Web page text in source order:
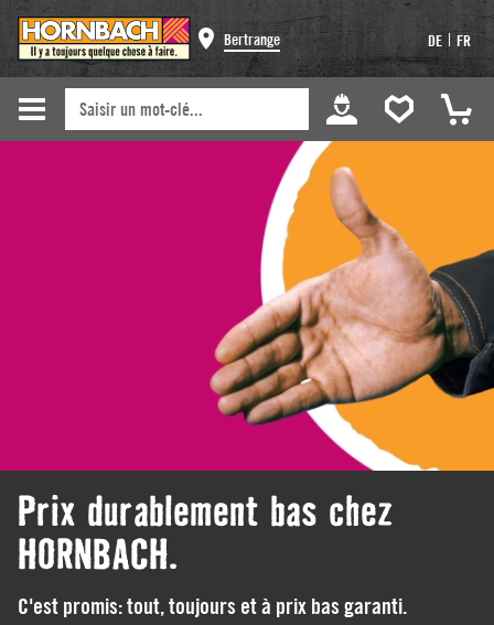
Bertrange DE FR